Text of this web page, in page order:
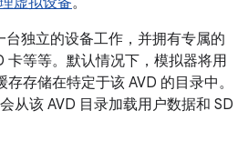
台独立的设备工作，并拥有专属的
卡等等。默认情况下，模拟器将用
存储在特定于该 AVD 的目录中。
从该 AVD 目录加载用户数据和 SD